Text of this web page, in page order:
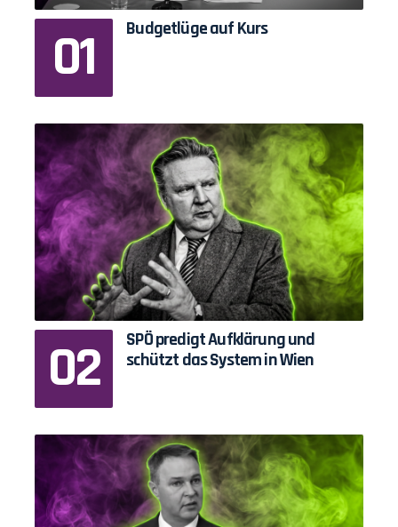
Budgetlüge auf Kurs
SPÖ predigt Aufklärung und
schützt das System in Wien